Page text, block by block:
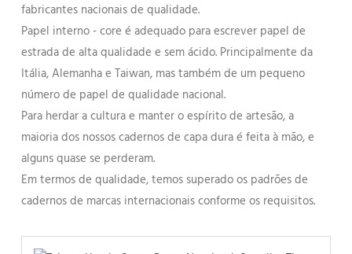
fabricantes nacionais de qualidade.
Papel interno - core é adequado para escrever papel de
estrada de alta qualidade e sem ácido. Principalmente da
Itália, Alemanha e Taiwan, mas também de um pequeno
número de papel de qualidade nacional.
Para herdar a cultura e manter o espírito de artesão, a
maioria dos nossos cadernos de capa dura é feita à mão, e
alguns quase se perderam.
Em termos de qualidade, temos superado os padrões de
cadernos de marcas internacionais conforme os requisitos.